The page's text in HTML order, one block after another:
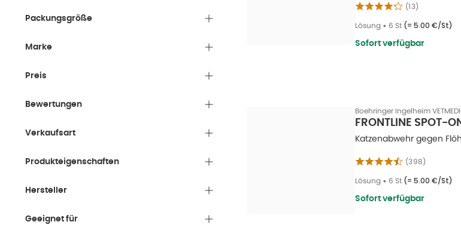
Packungsgröße
Marke
Preis
Bewertungen
Verkaufsart
Produkteigenschaften
Hersteller
Geeignet für
(13)
Lösung • 6 St (= 5.00 €/St)
Sofort verfügbar
Boehringer Ingelheim
FRONTLINE SPOT-
Katzenabwehr gegen
(398)
Lösung • 6 St (= 5.00 €/St)
Sofort verfügbar